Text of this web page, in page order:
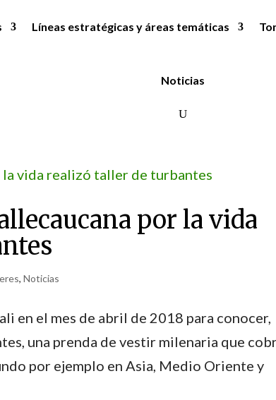
Líneas estratégicas y áreas temáticas
Noticias
por la vida
, Noticias
en el mes de abril de 2018 para conocer,
una prenda de vestir milenaria que
por ejemplo en Asia, Medio Oriente y